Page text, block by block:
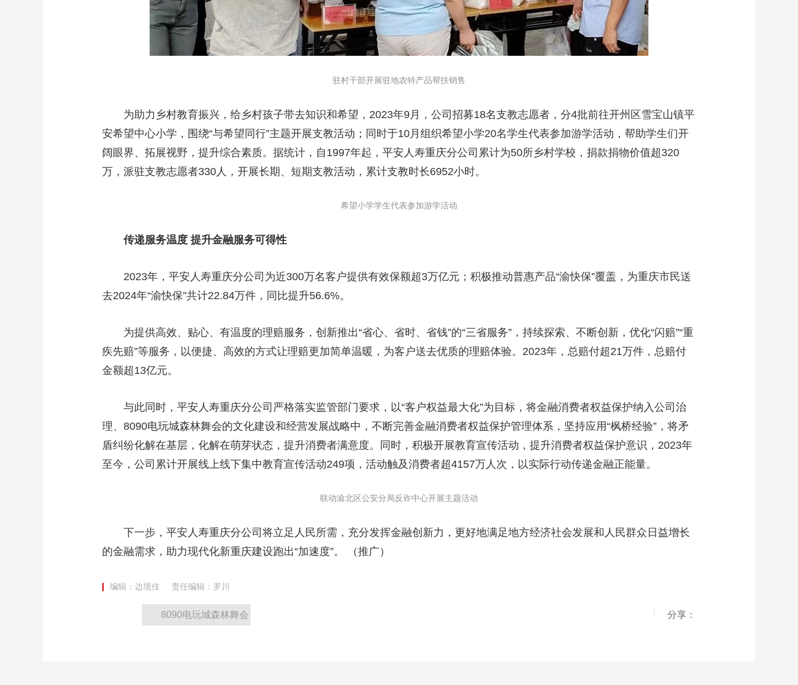
驻村干部开展驻地农特产品帮扶销售
为助力乡村教育振兴，给乡村孩子带去知识和希望，2023年9月，公司招募18名支教志愿者，分4批前往开州区雪宝山镇平
安希望中心小学，围绕“与希望同行”主题开展支教活动；同时于10月组织希望小学20名学生代表参加游学活动，帮助学生们开
阔眼界、拓展视野，提升综合素质。据统计，自1997年起，平安人寿重庆分公司累计为50所乡村学校，捐款捐物价值超320
万，派驻支教志愿者330人，开展长期、短期支教活动，累计支教时长6952小时。
希望小学学生代表参加游学活动
传递服务温度 提升金融服务可得性
2023年，平安人寿重庆分公司为近300万名客户提供有效保额超3万亿元；积极推动普惠产品“渝快保”覆盖，为重庆市民送
去2024年“渝快保”共计22.84万件，同比提升56.6%。
为提供高效、贴心、有温度的理赔服务，创新推出“省心、省时、省钱”的“三省服务”，持续探索、不断创新，优化“闪赔”“重
疾先赔”等服务，以便捷、高效的方式让理赔更加简单温暖，为客户送去优质的理赔体验。2023年，总赔付超21万件，总赔付
金额超13亿元。
与此同时，平安人寿重庆分公司严格落实监管部门要求，以“客户权益最大化”为目标，将金融消费者权益保护纳入公司治
理、8090电玩城森林舞会的文化建设和经营发展战略中，不断完善金融消费者权益保护管理体系，坚持应用“枫桥经验”，将矛
盾纠纷化解在基层，化解在萌芽状态，提升消费者满意度。同时，积极开展教育宣传活动，提升消费者权益保护意识，2023年
至今，公司累计开展线上线下集中教育宣传活动249项，活动触及消费者超4157万人次，以实际行动传递金融正能量。
联动渝北区公安分局反诈中心开展主题活动
下一步，平安人寿重庆分公司将立足人民所需，充分发挥金融创新力，更好地满足地方经济社会发展和人民群众日益增长
的金融需求，助力现代化新重庆建设跑出“加速度”。 （推广）
编辑：边境佳 责任编辑：罗川
8090电玩城森林舞会 分享：